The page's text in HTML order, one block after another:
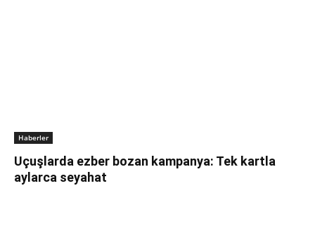
Haberler
Uçuşlarda ezber bozan kampanya: Tek kartla
aylarca seyahat